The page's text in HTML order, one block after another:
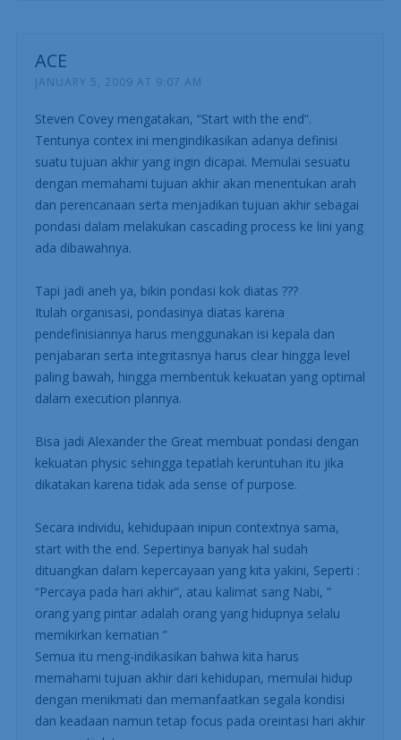
ACE
JANUARY 5, 2009 AT 9:07 AM
Steven Covey mengatakan, “Start with the end”.
Tentunya contex ini mengindikasikan adanya definisi
suatu tujuan akhir yang ingin dicapai. Memulai sesuatu
dengan memahami tujuan akhir akan menentukan arah
dan perencanaan serta menjadikan tujuan akhir sebagai
pondasi dalam melakukan cascading process ke lini yang
ada dibawahnya.
Tapi jadi aneh ya, bikin pondasi kok diatas ???
Itulah organisasi, pondasinya diatas karena
pendefinisiannya harus menggunakan isi kepala dan
penjabaran serta integritasnya harus clear hingga level
paling bawah, hingga membentuk kekuatan yang optimal
dalam execution plannya.
Bisa jadi Alexander the Great membuat pondasi dengan
kekuatan physic sehingga tepatlah keruntuhan itu jika
dikatakan karena tidak ada sense of purpose.
Secara individu, kehidupaan inipun contextnya sama,
start with the end. Sepertinya banyak hal sudah
dituangkan dalam kepercayaan yang kita yakini, Seperti :
“Percaya pada hari akhir”, atau kalimat sang Nabi, ”
orang yang pintar adalah orang yang hidupnya selalu
memikirkan kematian ”
Semua itu meng-indikasikan bahwa kita harus
memahami tujuan akhir dari kehidupan, memulai hidup
dengan menikmati dan memanfaatkan segala kondisi
dan keadaan namun tetap focus pada oreintasi hari akhir